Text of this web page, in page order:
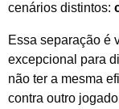
cenários distintos:
Essa separação é
excepcional para
não ter a mesma
contra outro